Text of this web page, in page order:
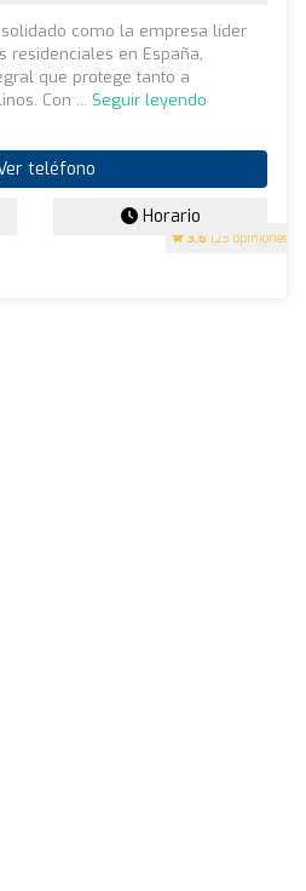
3.6 (23 opiniones)
como la empresa líder
residenciales en España,
que protege tanto a
Con ... Seguir leyendo
teléfono
Horario